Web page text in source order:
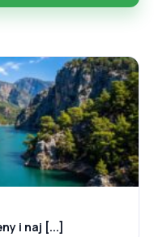
i naj [...]